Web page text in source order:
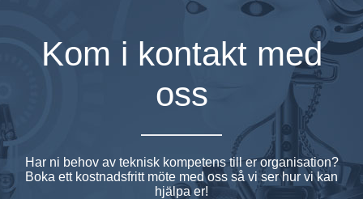
Kom i kontakt med
oss
Har ni behov av teknisk kompetens till er organisation?
Boka ett kostnadsfritt möte med oss så vi ser hur vi kan
hjälpa er!